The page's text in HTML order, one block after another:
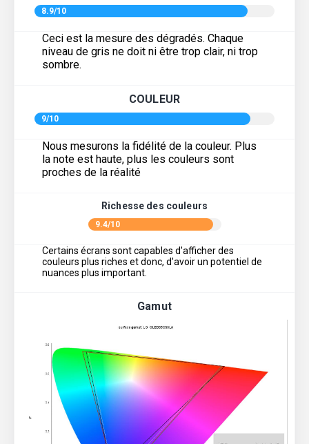
8.9/10
Ceci est la mesure des dégradés. Chaque
niveau de gris ne doit ni être trop clair, ni trop
sombre.
COULEUR
9/10
Nous mesurons la fidélité de la couleur. Plus
la note est haute, plus les couleurs sont
proches de la réalité
Richesse des couleurs
9.4/10
Certains écrans sont capables d'afficher des
couleurs plus riches et donc, d'avoir un potentiel de
nuances plus important.
Gamut